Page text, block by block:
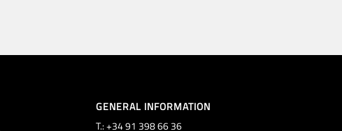
GENERAL INFORMATION
T.: +34 91 398 66 36